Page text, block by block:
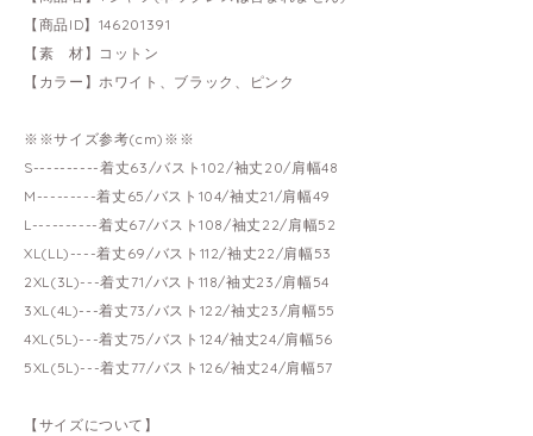
【商品ID】146201391
【素 材】コットン
【カラー】ホワイト、ブラック、ピンク
※※サイズ参考(cm)※※
S----------着丈63/バスト102/袖丈20/肩幅48
M---------着丈65/バスト104/袖丈21/肩幅49
L----------着丈67/バスト108/袖丈22/肩幅52
XL(LL)----着丈69/バスト112/袖丈22/肩幅53
2XL(3L)---着丈71/バスト118/袖丈23/肩幅54
3XL(4L)---着丈73/バスト122/袖丈23/肩幅55
4XL(5L)---着丈75/バスト124/袖丈24/肩幅56
5XL(5L)---着丈77/バスト126/袖丈24/肩幅57
【サイズについて】